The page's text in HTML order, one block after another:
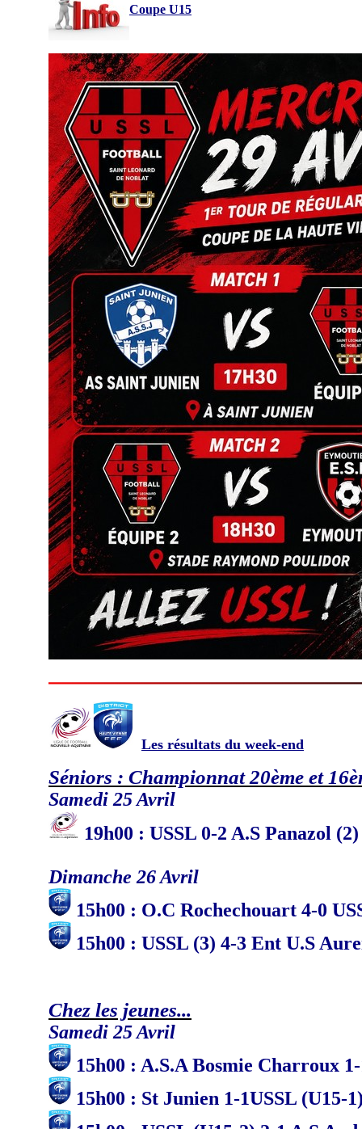
Coupe U15
Les résultats du week-end
Séniors : Championnat 20ème et
Samedi 25 Avril
19h00 : USSL 0-2 A.S Panazol (2)
Dimanche 26 Avril
15h00 : O.C Rochechouart 4-0
15h00 : USSL (3) 4-3 Ent U.S
Chez les jeunes...
Samedi 25 Avril
15h00 : A.S.A Bosmie Charroux
15h00 : St Junien 1-1USSL (U15-